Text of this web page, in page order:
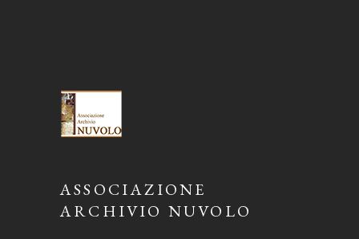
ASSOCIAZIONE
ARCHIVIO NUVOLO